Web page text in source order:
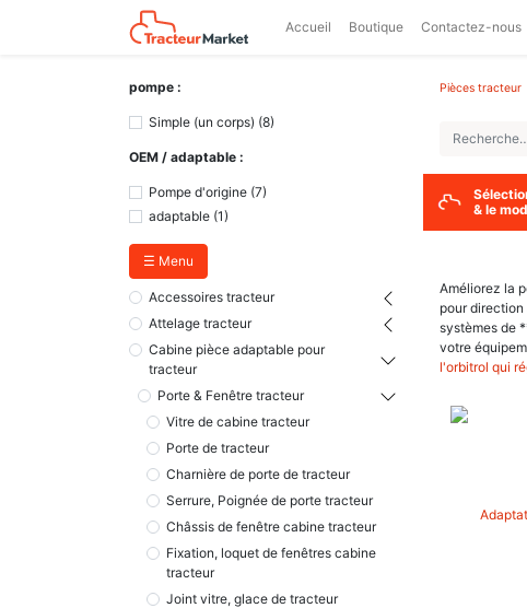
Accueil Boutique Contactez-nous
pompe :
Simple (un corps) (8)
OEM / adaptable :
Pompe d'origine (7)
adaptable (1)
☰ Menu
Accessoires tracteur
Attelage tracteur
Cabine pièce adaptable pour
tracteur
Porte & Fenêtre tracteur
Vitre de cabine tracteur
Porte de tracteur
Charnière de porte de tracteur
Serrure, Poignée de porte tracteur
Châssis de fenêtre cabine tracteur
Fixation, loquet de fenêtres cabine
tracteur
Joint vitre, glace de tracteur
Pièces tracteur
& le
Améliorez la
pour
systèmes de
votre
l'orbitrol qui